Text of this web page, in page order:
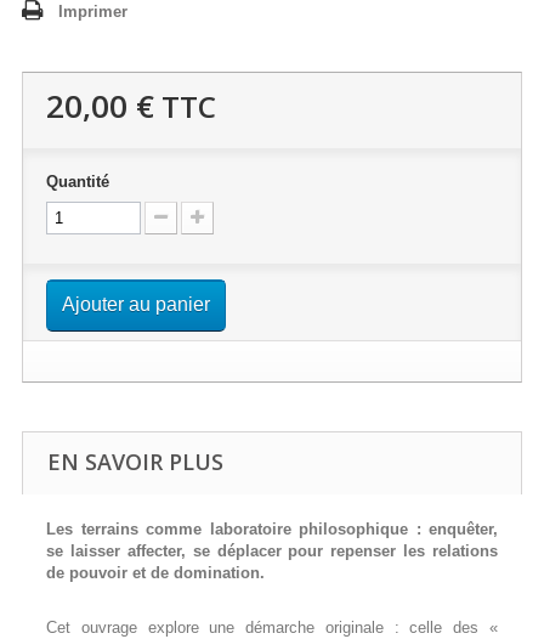
Imprimer
20,00 € TTC
Quantité
Ajouter au panier
EN SAVOIR PLUS
Les terrains comme laboratoire philosophique : enquêter,
se laisser affecter, se déplacer pour repenser les relations
de pouvoir et de domination.
Cet ouvrage explore une démarche originale : celle des «